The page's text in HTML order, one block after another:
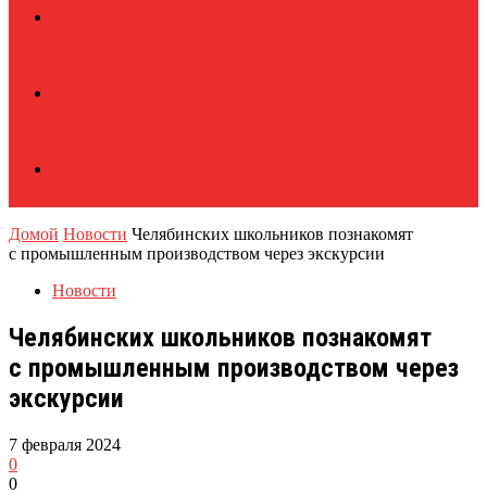
Домой Новости Челябинских школьников познакомят
с промышленным производством через экскурсии
Новости
Челябинских школьников познакомят
с промышленным производством через
экскурсии
7 февраля 2024
0
0